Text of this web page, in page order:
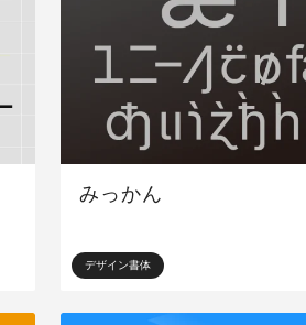
デザイン書体
みっかん